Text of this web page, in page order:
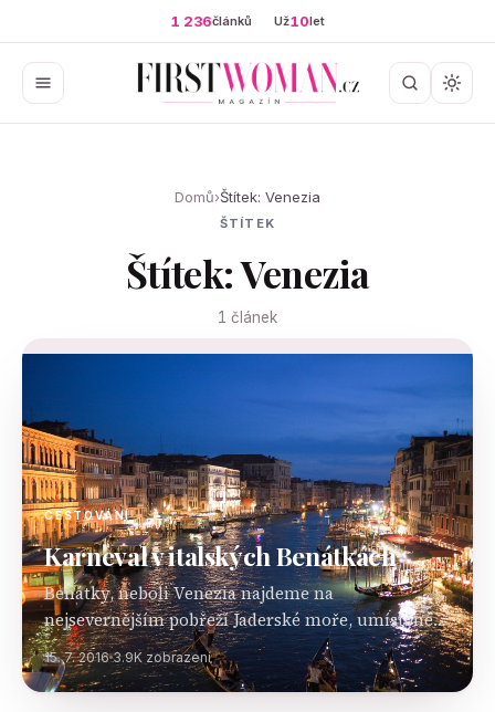
1 236článků Už10let
Domů›Štítek: Venezia
ŠTÍTEK
Štítek: Venezia
1 článek
CESTOVÁNÍ
Karneval v italských Benátkách
Benátky, neboli Venezia najdeme na
nejsevernějším pobřeží Jaderské moře, umístěné
mezi lagunami. Ve městě žije více něž 271 000
obyvatel. Přelom konce února a začátku března je
časem masopustu a…
15. 7. 2016 3.9K zobrazení